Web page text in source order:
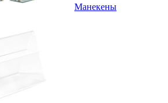
Манекены